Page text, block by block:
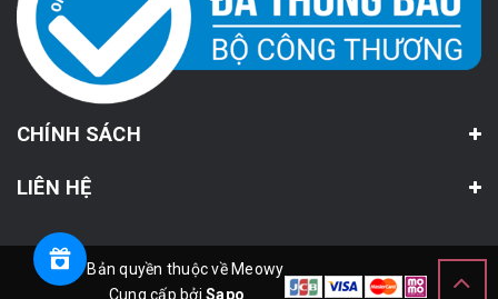
CHÍNH SÁCH
LIÊN HỆ
© Bản quyền thuộc về Meowy
Cung cấp bởiSapo